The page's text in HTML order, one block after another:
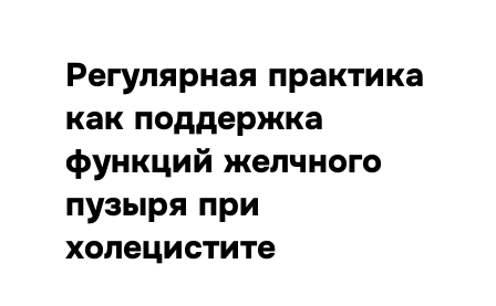
Регулярная практика
как поддержка
функций желчного
пузыря при
холецистите